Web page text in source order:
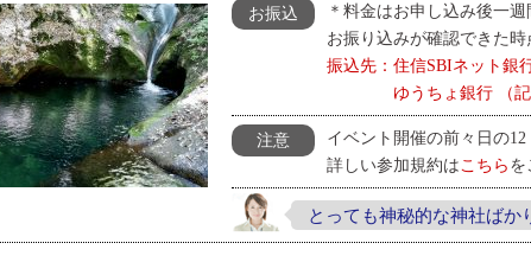
お振込
＊料金はお申し込み後一
お振り込みが確認できた時
振込先：住信SBIネット銀
ゆうちょ銀行 （記号）
注意
イベント開催の前々日の
詳しい参加規約は こちら を
とっても神秘的な神社ばか